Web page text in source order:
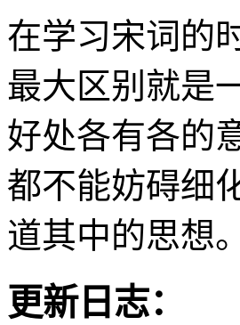
在学习宋词的
最大区别就是
好处各有各的
都不能妨碍细
道其中的思想。
更新日志：